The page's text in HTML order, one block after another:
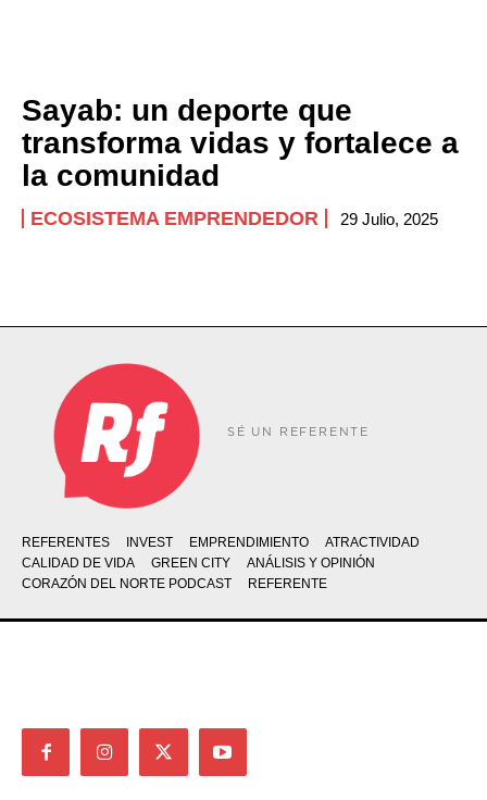
Sayab: un deporte que
transforma vidas y fortalece a
la comunidad
ECOSISTEMA EMPRENDEDOR 29 Julio, 2025
SÉ UN REFERENTE
REFERENTES INVEST EMPRENDIMIENTO
ATRACTIVIDAD
CALIDAD DE VIDA
GREEN CITY
ANÁLISIS Y OPINIÓN
CORAZÓN DEL NORTE PODCAST
REFERENTE